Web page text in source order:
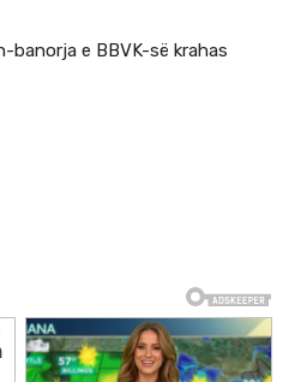
banorja e BBVK-së krahas